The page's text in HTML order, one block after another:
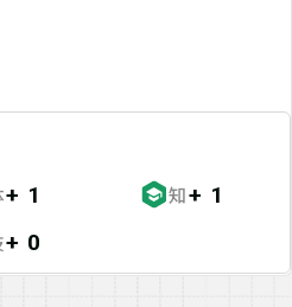
+ 1 知+ 1
+ 0